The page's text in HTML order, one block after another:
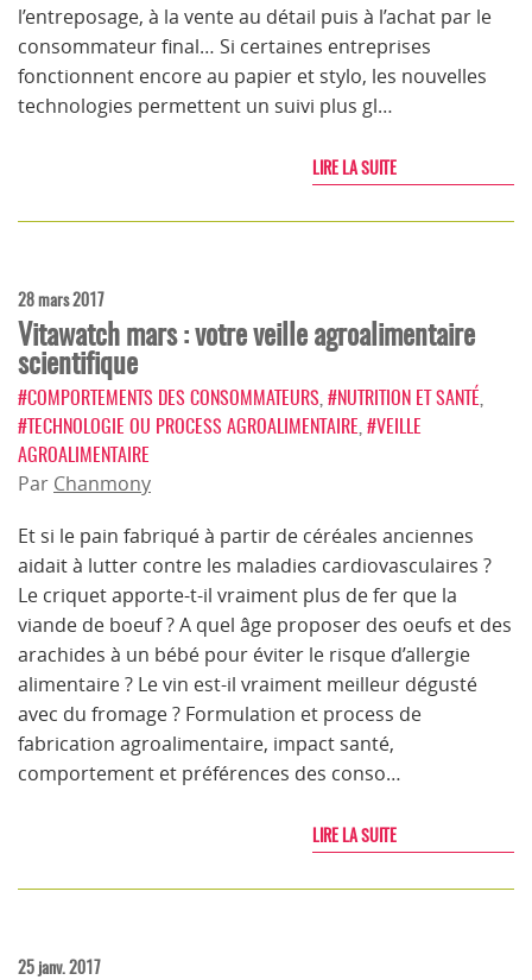
l’entreposage, à la vente au détail puis à l’achat par le
consommateur final… Si certaines entreprises
fonctionnent encore au papier et stylo, les nouvelles
technologies permettent un suivi plus gl…
LIRE LA SUITE
28 mars 2017
Vitawatch mars : votre veille agroalimentaire
scientifique
#COMPORTEMENTS DES CONSOMMATEURS #NUTRITION ET SANTÉ
#TECHNOLOGIE OU PROCESS AGROALIMENTAIRE #VEILLE
AGROALIMENTAIRE
Par Chanmony
Et si le pain fabriqué à partir de céréales anciennes
aidait à lutter contre les maladies cardiovasculaires ?
Le criquet apporte-t-il vraiment plus de fer que la
viande de boeuf ? A quel âge proposer des oeufs et des
arachides à un bébé pour éviter le risque d’allergie
alimentaire ? Le vin est-il vraiment meilleur dégusté
avec du fromage ? Formulation et process de
fabrication agroalimentaire, impact santé,
comportement et préférences des conso…
LIRE LA SUITE
25 janv. 2017